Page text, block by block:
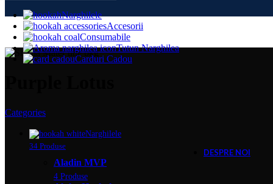
Narghilele
Accesorii
Consumabile
Tutun Narghilea
Carduri Cadou
DESPRE NOI
Categories
Narghilele
34 Produse
Aladin MVP
4 Produse